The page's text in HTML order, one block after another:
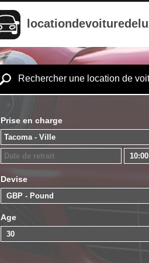
Rechercher une location de
Prise en charge
Devise
Age